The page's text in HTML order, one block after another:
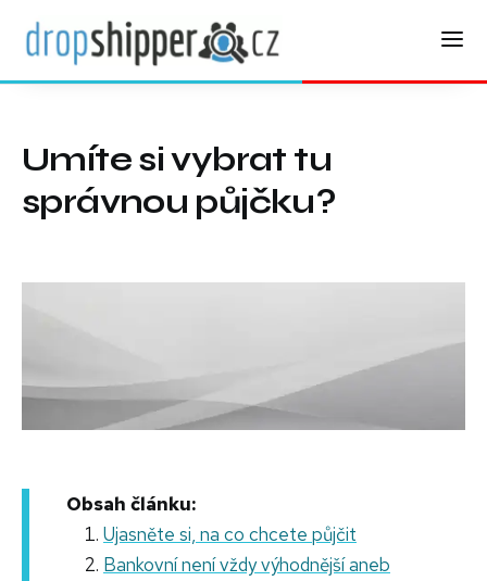
Umíte si vybrat tu
správnou půjčku?
Obsah článku:
Ujasněte si, na co chcete půjčit
Bankovní není vždy výhodnější aneb